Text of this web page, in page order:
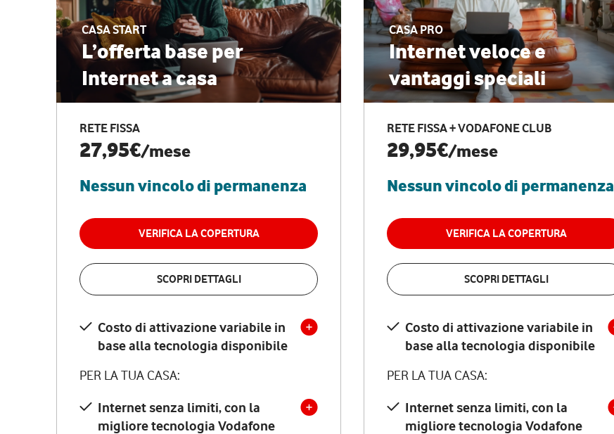
CASA START
L’offerta base per
Internet a casa
RETE FISSA
27,95€/mese
Nessun vincolo di permanenza
VERIFICA LA COPERTURA
SCOPRI DETTAGLI
Costo di attivazione variabile in
base alla tecnologia disponibile
PER LA TUA CASA:
Internet senza limiti, con la
migliore tecnologia Vodafone
CASA PRO
Internet veloce e
vantaggi speciali
RETE FISSA + VODAFONE CLUB
29,95€/mese
Nessun vincolo di permanenza
VERIFICA LA COPERTURA
SCOPRI DETTAGLI
Costo di attivazione variabile in
base alla tecnologia disponibile
PER LA TUA CASA:
Internet senza limiti, con la
migliore tecnologia Vodafone